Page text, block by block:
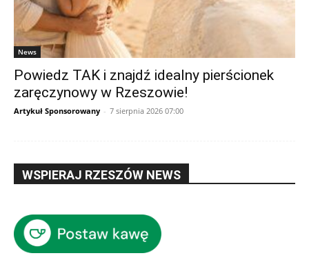
News
Powiedz TAK i znajdź idealny pierścionek
zaręczynowy w Rzeszowie!
Artykuł Sponsorowany - 7 sierpnia 2026 07:00
WSPIERAJ RZESZÓW NEWS